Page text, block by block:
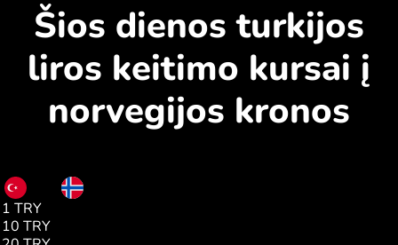
Šios dienos turkijos
liros keitimo kursai į
norvegijos kronos
TRY
1 TRY
10 TRY